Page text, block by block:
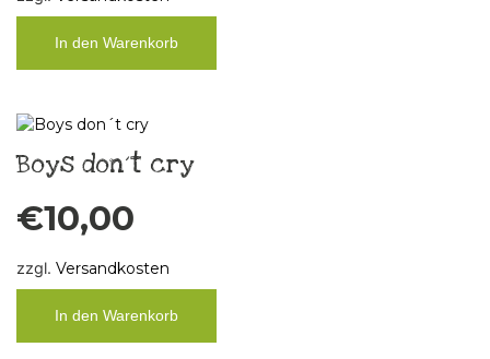
In den Warenkorb
Boys don´t cry
€10,00
zzgl. Versandkosten
In den Warenkorb